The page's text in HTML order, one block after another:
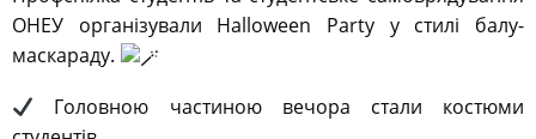
ОНЕУ організували Halloween Party у стилі балу-
маскараду.
Головною частиною вечора стали костюми